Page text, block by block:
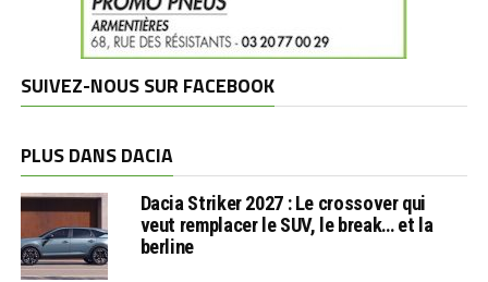
SUIVEZ-NOUS SUR FACEBOOK
PLUS DANS DACIA
Dacia Striker 2027 : Le crossover qui
veut remplacer le SUV, le break… et la
berline